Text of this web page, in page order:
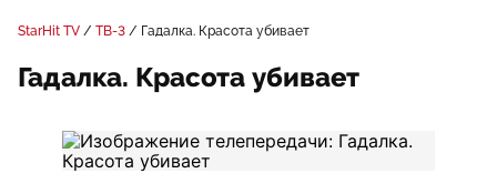
StarHit TV ТВ-3 Гадалка. Красота убивает
Гадалка. Красота убивает